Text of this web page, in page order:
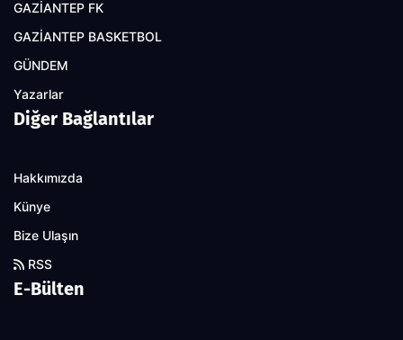
GAZİANTEP FK
GAZİANTEP BASKETBOL
GÜNDEM
Yazarlar
Diğer Bağlantılar
Hakkımızda
Künye
Bize Ulaşın
RSS
E-Bülten